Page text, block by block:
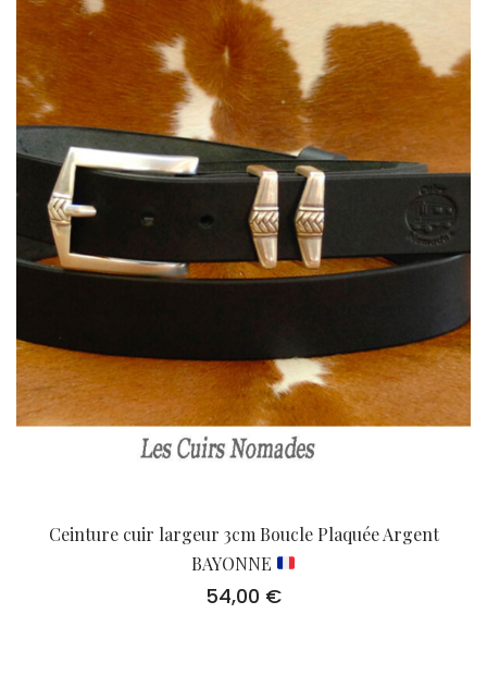
Ceinture cuir largeur 3cm Boucle Plaquée Argent
BAYONNE
54,00 €